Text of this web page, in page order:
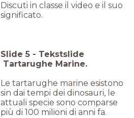
Discuti in classe il video e il suo
significato.
Slide 5 - Tekstslide
Tartarughe Marine.
Le tartarughe marine esistono
sin dai tempi dei dinosauri, le
attuali specie sono comparse
più di 100 milioni di anni fa.